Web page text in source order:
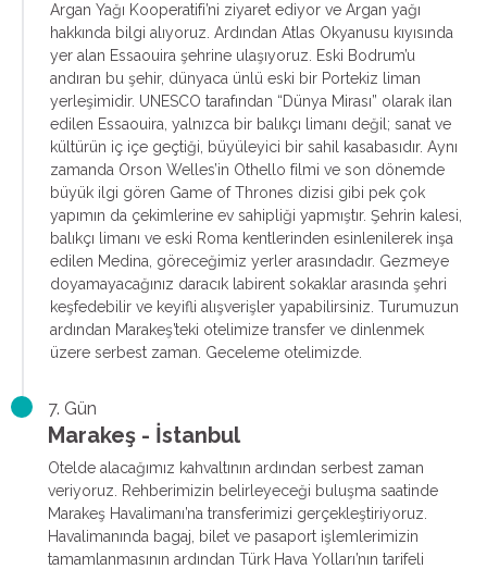
Argan Yağı Kooperatifi’ni ziyaret ediyor ve Argan yağı
hakkında bilgi alıyoruz. Ardından Atlas Okyanusu kıyısında
yer alan Essaouira şehrine ulaşıyoruz. Eski Bodrum’u
andıran bu şehir, dünyaca ünlü eski bir Portekiz liman
yerleşimidir. UNESCO tarafından “Dünya Mirası” olarak ilan
edilen Essaouira, yalnızca bir balıkçı limanı değil; sanat ve
kültürün iç içe geçtiği, büyüleyici bir sahil kasabasıdır. Aynı
zamanda Orson Welles’in Othello filmi ve son dönemde
büyük ilgi gören Game of Thrones dizisi gibi pek çok
yapımın da çekimlerine ev sahipliği yapmıştır. Şehrin kalesi,
balıkçı limanı ve eski Roma kentlerinden esinlenilerek inşa
edilen Medina, göreceğimiz yerler arasındadır. Gezmeye
doyamayacağınız daracık labirent sokaklar arasında şehri
keşfedebilir ve keyifli alışverişler yapabilirsiniz. Turumuzun
ardından Marakeş’teki otelimize transfer ve dinlenmek
üzere serbest zaman. Geceleme otelimizde.
7. Gün
Marakeş - İstanbul
Otelde alacağımız kahvaltının ardından serbest zaman
veriyoruz. Rehberimizin belirleyeceği buluşma saatinde
Marakeş Havalimanı’na transferimizi gerçekleştiriyoruz.
Havalimanında bagaj, bilet ve pasaport işlemlerimizin
tamamlanmasının ardından Türk Hava Yolları’nın tarifeli